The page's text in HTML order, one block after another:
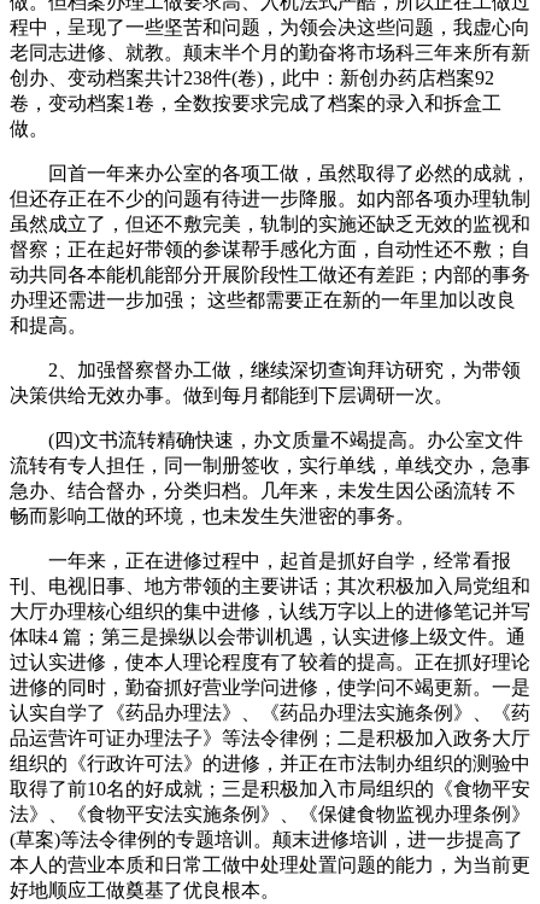
程中，呈现了一些坚苦和问题，为领会决这些问题，我虚心向
老同志进修、就教。颠末半个月的勤奋将市场科三年来所有新
创办、变动档案共计238件(卷)，此中：新创办药店档案92
卷，变动档案1卷，全数按要求完成了档案的录入和拆盒工
做。
回首一年来办公室的各项工做，虽然取得了必然的成就，
但还存正在不少的问题有待进一步降服。如内部各项办理轨制
虽然成立了，但还不敷完美，轨制的实施还缺乏无效的监视和
督察；正在起好带领的参谋帮手感化方面，自动性还不敷；自
动共同各本能机能部分开展阶段性工做还有差距；内部的事务
办理还需进一步加强； 这些都需要正在新的一年里加以改良
和提高。
2、加强督察督办工做，继续深切查询拜访研究，为带领
决策供给无效办事。做到每月都能到下层调研一次。
(四)文书流转精确快速，办文质量不竭提高。办公室文件
流转有专人担任，同一制册签收，实行单线，单线交办，急事
急办、结合督办，分类归档。几年来，未发生因公函流转 不
畅而影响工做的环境，也未发生失泄密的事务。
一年来，正在进修过程中，起首是抓好自学，经常看报
刊、电视旧事、地方带领的主要讲话；其次积极加入局党组和
大厅办理核心组织的集中进修，认线万字以上的进修笔记并写
体味4 篇；第三是操纵以会带训机遇，认实进修上级文件。通
过认实进修，使本人理论程度有了较着的提高。正在抓好理论
进修的同时，勤奋抓好营业学问进修，使学问不竭更新。一是
认实自学了《药品办理法》、《药品办理法实施条例》、《药
品运营许可证办理法子》等法令律例；二是积极加入政务大厅
组织的《行政许可法》的进修，并正在市法制办组织的测验中
取得了前10名的好成就；三是积极加入市局组织的《食物平安
法》、《食物平安法实施条例》、《保健食物监视办理条例》
(草案)等法令律例的专题培训。颠末进修培训，进一步提高了
本人的营业本质和日常工做中处理处置问题的能力，为当前更
好地顺应工做奠基了优良根本。